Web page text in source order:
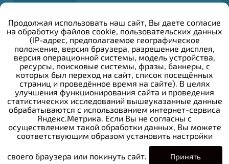
info@irzar.ru
Написать руководителю
Сведения об образовательной организации
Конкурсы и вакансии
Закупочная деятельность
Политика конфиденциальности
Противодействие коррупции
Общероссийский детский телефон доверия:
+7 (800) 200-01-22
Продолжая использовать наш сайт, Вы даете согласие
на обработку файлов cookie, пользовательских данных
(IP-адрес, предполагаемое географическое
положение, версия браузера, разрешение дисплея,
версия операционной системы, модель устройства,
ресурсы, поисковые системы, фразы, баннеры, с
которых был переход на сайт, список посещённых
страниц и проведённое время на сайте). В целях
улучшения функционирования сайта и проведения
статистических исследований вышеуказанные данные
обрабатываются с использованием интернет-сервиса
Яндекс.Метрика. Если Вы не согласны с
осуществлением такой обработки данных, Вы можете
соответствующим образом установить настройки
своего браузера или покинуть сайт. Принять